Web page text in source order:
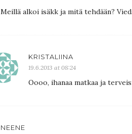
Meillä alkoi isäkk ja mitä tehdään?
KRISTALIINA
19.6.2013 at 08:24
Oooo, ihanaa matkaa ja
NEENE